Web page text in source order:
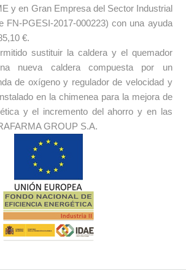
y en Gran Empresa del Sector Industrial
FN-PGESI-2017-000223) con una ayuda
€.
sustituir la caldera y el quemador
nueva caldera compuesta por un
de oxígeno y regulador de velocidad y
en la chimenea para la mejora de
y el incremento del ahorro y en las
GROUP S.A.